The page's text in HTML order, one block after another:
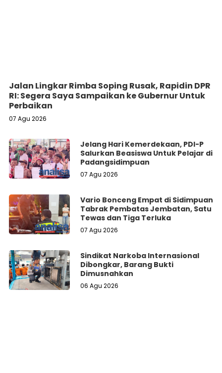
Jalan Lingkar Rimba Soping Rusak, Rapidin DPR
RI: Segera Saya Sampaikan ke Gubernur Untuk
Perbaikan
07 Agu 2026
Jelang Hari Kemerdekaan, PDI-P
Salurkan Beasiswa Untuk Pelajar di
Padangsidimpuan
07 Agu 2026
Vario Bonceng Empat di Sidimpuan
Tabrak Pembatas Jembatan, Satu
Tewas dan Tiga Terluka
07 Agu 2026
Sindikat Narkoba Internasional
Dibongkar, Barang Bukti
Dimusnahkan
06 Agu 2026